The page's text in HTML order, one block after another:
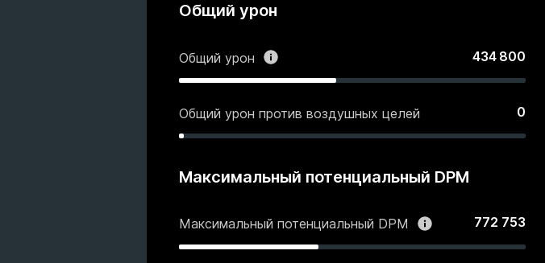
Общий урон
Общий урон 434 800
Общий урон против воздушных целей 0
Максимальный потенциальный DPM
Максимальный потенциальный DPM 772 753